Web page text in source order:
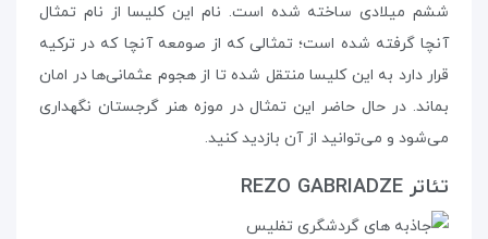
ششم میلادی ساخته شده است. نام این کلیسا از نام تمثال
آنچا گرفته شده است؛ تمثالی که از صومعه‌ آنچا که در ترکیه
قرار دارد به این کلیسا منتقل شده تا از هجوم عثمانی‌ها در امان
بماند. در حال حاضر این تمثال در موزه‌ هنر گرجستان نگهداری
می‌شود و می‌توانید از آن بازدید کنید.
تئاتر REZO GABRIADZE